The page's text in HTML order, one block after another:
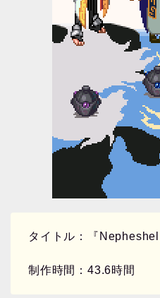
タイトル：『Nepheshel
制作時間：43.6時間